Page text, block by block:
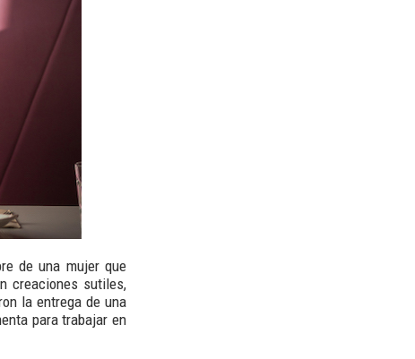
de una mujer que
creaciones sutiles,
la entrega de una
para trabajar en